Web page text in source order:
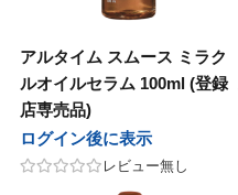
アルタイム スムース ミラク
ルオイルセラム 100ml (登録
店専売品)
ログイン後に表示
レビュー無し